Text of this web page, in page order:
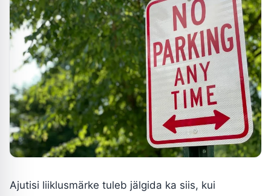
Ajutisi liiklusmärke tuleb jälgida ka siis, kui